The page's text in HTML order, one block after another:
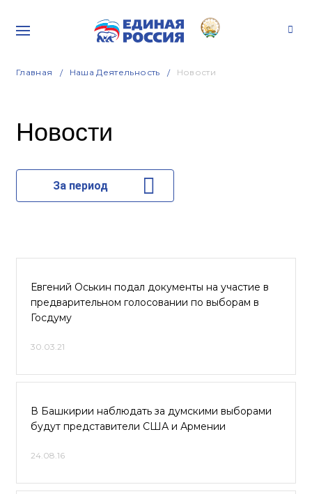
Главная Наша Деятельность Новости
Новости
За период
Евгений Оськин подал документы на участие в
предварительном голосовании по выборам в
Госдуму
30.03.21
В Башкирии наблюдать за думскими выборами
будут представители США и Армении
24.08.16